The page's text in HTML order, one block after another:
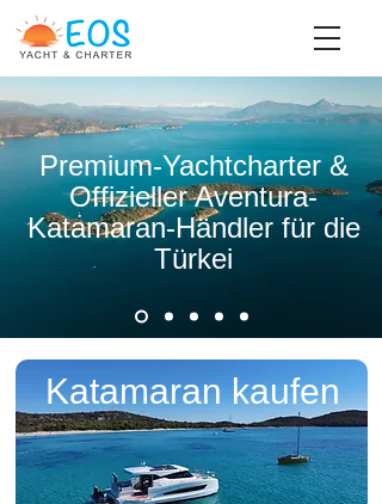
Premium-Yachtcharter &
Offizieller Aventura-
Katamaran-Händler für die
Türkei
Katamaran kaufen